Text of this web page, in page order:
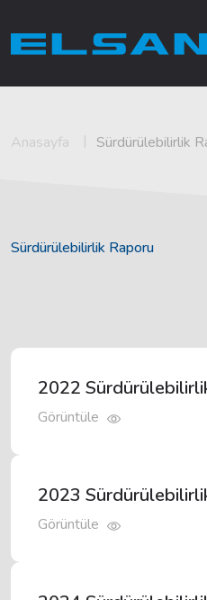
Anasayfa Sürdürülebilirlik
Sürdürülebilirlik Raporu
2022
Görüntüle
2023
Görüntüle